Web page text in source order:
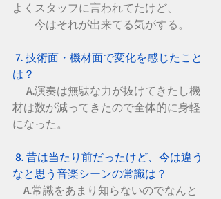
よくスタッフに言われてたけど、
今はそれが出来てる気がする。
は？
材は数が減ってきたので全体的に身軽
になった。
なと思う音楽シーンの常識は？
A.常識をあまり知らないのでなんと